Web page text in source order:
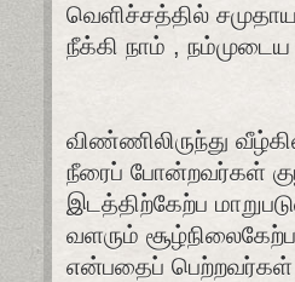
வெளிச்சத்தில் சமுதாய
நீக்கி நாம் , நம்முடைய
விண்ணிலிருந்து
நீரைப் போன்றவர்கள்
இடத்திற்கேற்ப
வளரும் சூழ்நிலைகேற்ப
என்பதைப் பெற்றவர்கள்